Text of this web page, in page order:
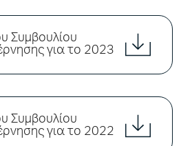
Συμβουλίου
για το 2023
Συμβουλίου
για το 2022